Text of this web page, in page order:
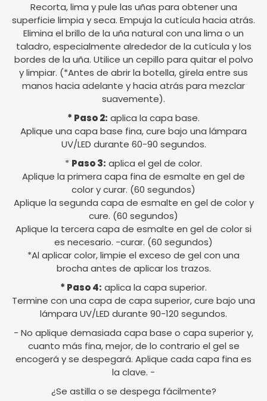
Recorta, lima y pule las uñas para obtener una
superficie limpia y seca. Empuja la cutícula hacia atrás.
Elimina el brillo de la uña natural con una lima o un
taladro, especialmente alrededor de la cutícula y los
bordes de la uña. Utilice un cepillo para quitar el polvo
y limpiar. (*Antes de abrir la botella, gírela entre sus
manos hacia adelante y hacia atrás para mezclar
suavemente).
* Paso 2: aplica la capa base.
Aplique una capa base fina, cure bajo una lámpara
UV/LED durante 60-90 segundos.
* Paso 3: aplica el gel de color.
Aplique la primera capa fina de esmalte en gel de
color y curar. (60 segundos)
Aplique la segunda capa de esmalte en gel de color y
cure. (60 segundos)
Aplique la tercera capa de esmalte en gel de color si
es necesario. -curar. (60 segundos)
*Al aplicar color, limpie el exceso de gel con una
brocha antes de aplicar los trazos.
* Paso 4: aplica la capa superior.
Termine con una capa de capa superior, cure bajo una
lámpara UV/LED durante 90-120 segundos.
- No aplique demasiada capa base o capa superior y,
cuanto más fina, mejor, de lo contrario el gel se
encogerá y se despegará. Aplique cada capa fina es
la clave. -
¿Se astilla o se despega fácilmente?